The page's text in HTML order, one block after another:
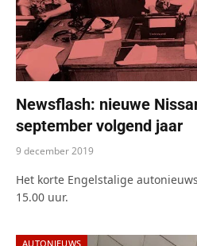
Newsflash: nieuwe
september volgend jaar
9 december 2019
Het korte Engelstalige
15.00 uur.
AUTONIEUWS